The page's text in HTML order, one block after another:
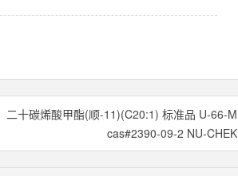
二十碳烯酸甲酯(顺-11)(C20:1) 标准品 U-66-M
cas#2390-09-2 NU-CHEK